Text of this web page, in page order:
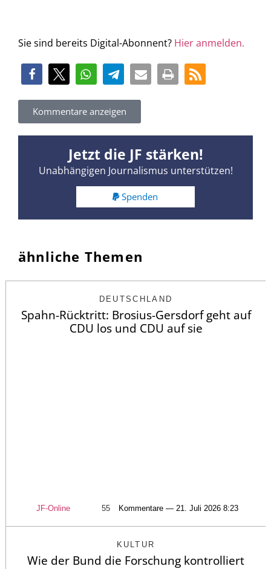
Sie sind bereits Digital-Abonnent? Hier anmelden.
Kommentare anzeigen
Jetzt die JF stärken!
Unabhängigen Journalismus unterstützen!
Spenden
ähnliche Themen
DEUTSCHLAND
Spahn-Rücktritt: Brosius-Gersdorf geht auf
CDU los und CDU auf sie
JF-Online 55 Kommentare — 21. Juli 2026 8:23
KULTUR
Wie der Bund die Forschung kontrolliert